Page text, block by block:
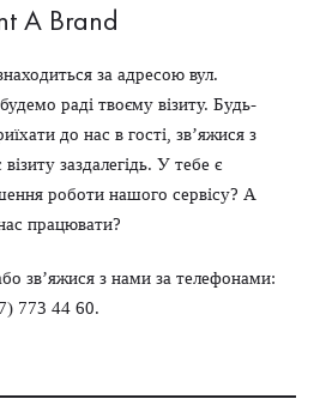
A Brand
за адресою вул.
раді твоєму візиту. Будь-
до нас в гості, зв’яжися з
заздалегідь. У тебе є
роботи нашого сервісу? А
працювати?
зв’яжися з нами за телефонами:
773 44 60.